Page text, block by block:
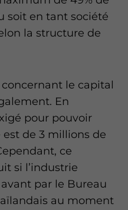
soit en tant société
la structure de
le capital
En
pour pouvoir
de 3 millions de
ce
si l’industrie
par le Bureau
au moment